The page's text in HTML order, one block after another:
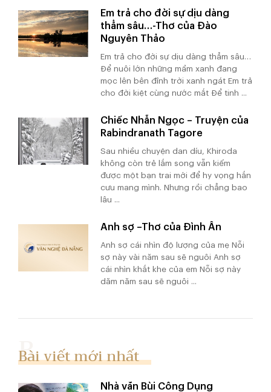
Em trả cho đời sự dịu dàng
thẳm sâu…-Thơ của Đào
Nguyên Thảo
Em trả cho đời sự dịu dàng thẳm sâu…
Để nuôi lớn những mầm xanh đang
mọc lên bên đỉnh trời xanh ngát Em trả
cho đời kiệt cùng nước mắt Để tinh ...
Chiếc Nhẫn Ngọc – Truyện của
Rabindranath Tagore
Sau nhiều chuyện dan díu, Khiroda
không còn trẻ lắm song vẫn kiếm
được một bạn trai mới để hy vọng hắn
cưu mang mình. Nhưng rồi chẳng bao
lâu ...
Anh sợ –Thơ của Đình Ân
Anh sợ cái nhìn độ lượng của mẹ Nỗi
sợ này vài năm sau sẽ nguôi Anh sợ
cái nhìn khắt khe của em Nỗi sợ này
dăm năm sau sẽ nguôi ...
Bài viết mới nhất
Nhà văn Bùi Công Dụng